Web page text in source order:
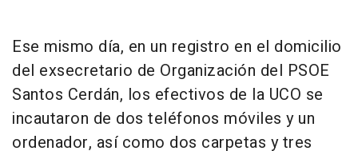
Ese mismo día, en un registro en el domicilio
del exsecretario de Organización del PSOE
Santos Cerdán, los efectivos de la UCO se
incautaron de dos teléfonos móviles y un
ordenador, así como dos carpetas y tres